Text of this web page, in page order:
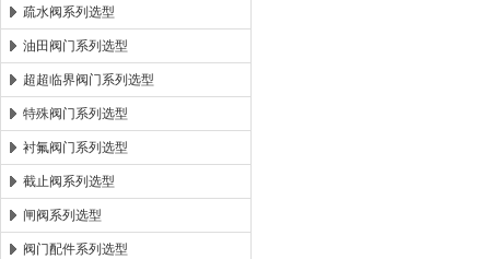
疏水阀系列选型
油田阀门系列选型
超超临界阀门系列选型
特殊阀门系列选型
衬氟阀门系列选型
截止阀系列选型
闸阀系列选型
阀门配件系列选型